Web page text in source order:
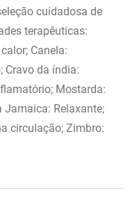
cuidadosa de
terapêuticas:
Canela:
Cravo da índia:
Mostarda:
Relaxante;
circulação; Zimbro: